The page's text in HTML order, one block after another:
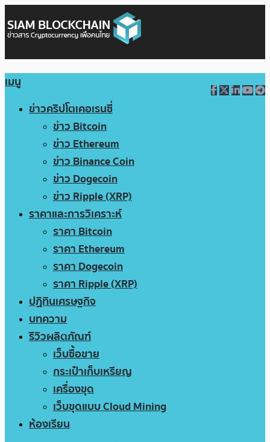
เมนู
ข่าวคริปโตเคอเรนซี่
ข่าว Bitcoin
ข่าว Ethereum
ข่าว Binance Coin
ข่าว Dogecoin
ข่าว Ripple (XRP)
ราคาและการวิเคราะห์
ราคา Bitcoin
ราคา Ethereum
ราคา Dogecoin
ราคา Ripple (XRP)
ปฏิทินเศรษฐกิจ
บทความ
รีวิวผลิตภัณฑ์
เว็บซื้อขาย
กระเป๋าเก็บเหรียญ
เครื่องขุด
เว็บขุดแบบ Cloud Mining
ห้องเรียน